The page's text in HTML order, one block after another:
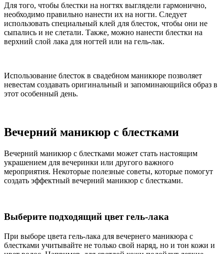
Для того, чтобы блестки на ногтях выглядели гармонично,
необходимо правильно нанести их на ногти. Следует
использовать специальный клей для блесток, чтобы они не
сыпались и не слетали. Также, можно нанести блестки на
верхний слой лака для ногтей или на гель-лак.
Использование блесток в свадебном маникюре позволяет
невестам создавать оригинальный и запоминающийся образ в
этот особенный день.
Вечерний маникюр с блестками
Вечерний маникюр с блестками может стать настоящим
украшением для вечеринки или другого важного
мероприятия. Некоторые полезные советы, которые помогут
создать эффектный вечерний маникюр с блестками.
Выберите подходящий цвет гель-лака
При выборе цвета гель-лака для вечернего маникюра с
блестками учитывайте не только свой наряд, но и тон кожи и